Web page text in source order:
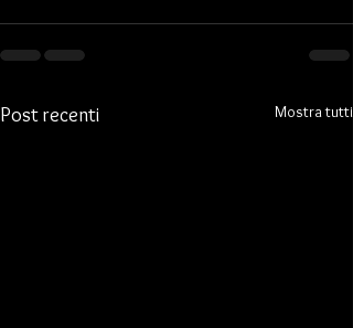
Post recenti Mostra tutti